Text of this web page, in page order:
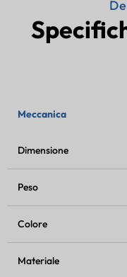
Meccanica
Dimensione
Peso
Colore
Materiale